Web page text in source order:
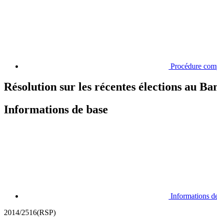
Procédure
Résolution sur les récentes élections au
Informations de base
Informations
2014/2516(RSP)